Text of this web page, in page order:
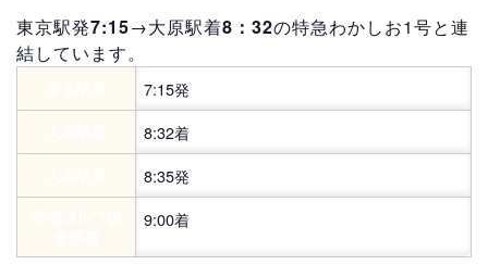
東京駅発7:15→大原駅着8：32の特急わかしお1号と連
結しています。
7:15発
8:32着
8:35発
9:00着